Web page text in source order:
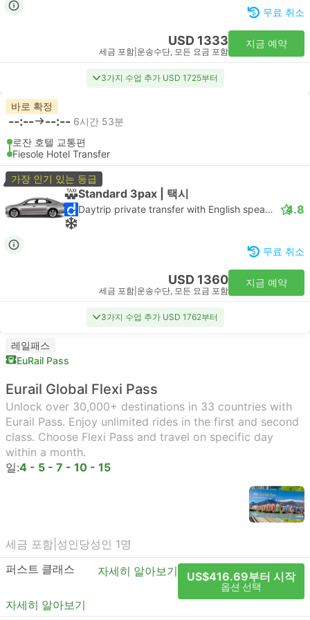
무료 취소
USD 1333
세금 포함 운송수단, 모든 요금 포함
지금 예약
3가지 수업 추가 USD 1725부터
바로 확정
--:-- --:-- 6시간 53분
로잔 호텔 교통편
Fiesole Hotel Transfer
가장 인기 있는 등급
Standard 3pax | 택시
Daytrip private transfer with English speaking driver 4.8
무료 취소
USD 1360
세금 포함 운송수단, 모든 요금 포함
지금 예약
3가지 수업 추가 USD 1762부터
레일패스
EuRail Pass
Eurail Global Flexi Pass
Unlock over 30,000+ destinations in 33 countries with
Eurail Pass. Enjoy unlimited rides in the first and second
class. Choose Flexi Pass and travel on specific day
within a month.
일:4 - 5 - 7 - 10 - 15
세금 포함 성인당성인 1명
퍼스트 클래스
자세히 알아보기 US$416.69부터 시작
옵션 선택
자세히 알아보기